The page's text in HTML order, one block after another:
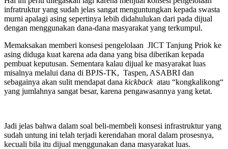
infratruktur yang sudah jelas sangat menguntungkan kepada swasta
murni apalagi asing sepertinya lebih didahulukan dari pada dijual
dengan menggunakan dana-dana masyarakat yang terkumpul.
Memaksakan memberi konsesi pengelolaan JICT Tanjung Priok ke
asing diduga kuat karena ada dana yang bisa diberikan kepada
pembuat keputusan. Sementara kalau dijual ke masyarakat luas
misalnya melalui dana di BPJS-TK, Taspen, ASABRI dan
sebagainya akan sulit mendapat dana kickbackatau “kongkalikong“
yang jumlahnya sangat besar, karena pengawasannya yang ketat.
Jadi jelas bahwa dalam soal beli-membeli konsesi infrastruktur yang
sudah untung ini telah terjadi kerendahan moral dalam prosesnya,
kecuali bila itu dijual menggunakan dana masyarakat luas.